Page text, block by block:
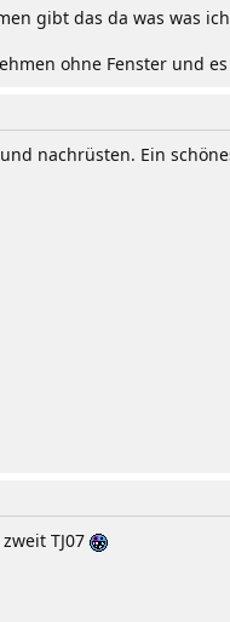
gibt das da was was
ohne Fenster und
nachrüsten. Ein
TJ07